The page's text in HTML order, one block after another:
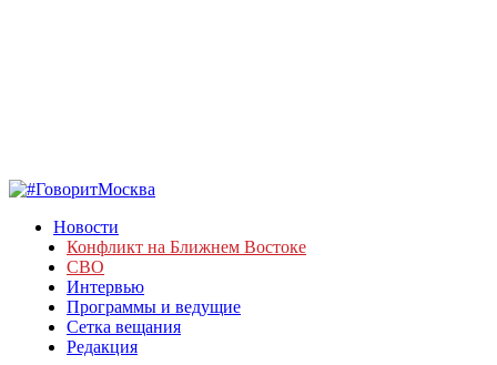
Новости
Конфликт на Ближнем Востоке
СВО
Интервью
Программы и ведущие
Сетка вещания
Редакция